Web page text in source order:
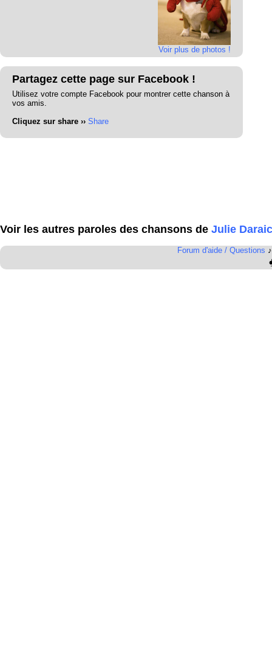
Voir plus de photos !
Partagez cette page sur Facebook !
Utilisez votre compte Facebook pour montrer cette chanson à
vos amis.
Cliquez sur share ›› Share
Voir les autres paroles des chansons de Julie
Forum d'aide / Questions